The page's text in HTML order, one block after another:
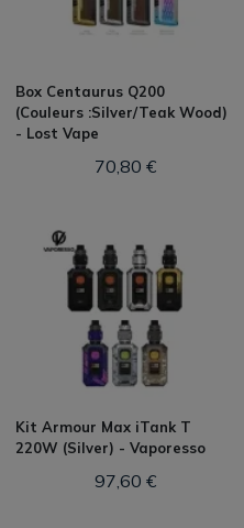
Box Centaurus Q200
(Couleurs :Silver/Teak Wood)
- Lost Vape
70,80 €
Kit Armour Max iTank T
220W (Silver) - Vaporesso
97,60 €